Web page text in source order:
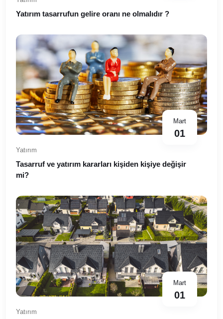
Yatırım tasarrufun gelire oranı ne olmalıdır ?
Mart
01
Yatırım
Tasarruf ve yatırım kararları kişiden kişiye değişir
mi?
Mart
01
Yatırım